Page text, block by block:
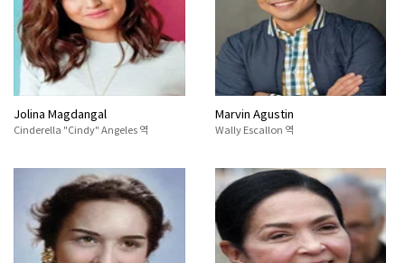
Jolina Magdangal
Cinderella "Cindy" Angeles 역
Marvin Agustin
Wally Escallon 역